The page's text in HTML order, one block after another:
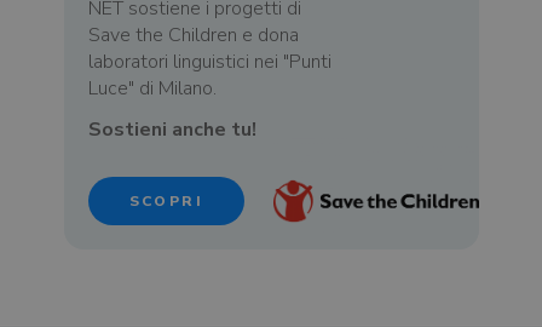
NET sostiene i progetti di
Save the Children e dona
laboratori linguistici nei "Punti
Luce" di Milano.
Sostieni anche tu!
SCOPRI